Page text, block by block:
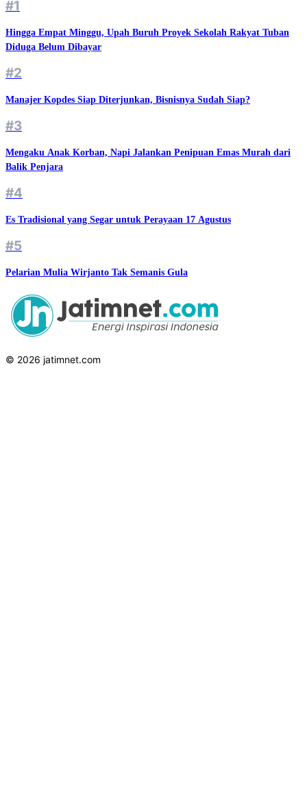
#1
Hingga Empat Minggu, Upah Buruh Proyek Sekolah Rakyat Tuban
Diduga Belum Dibayar
#2
Manajer Kopdes Siap Diterjunkan, Bisnisnya Sudah Siap?
#3
Mengaku Anak Korban, Napi Jalankan Penipuan Emas Murah dari
Balik Penjara
#4
Es Tradisional yang Segar untuk Perayaan 17 Agustus
#5
Pelarian Mulia Wirjanto Tak Semanis Gula
© 2026 jatimnet.com